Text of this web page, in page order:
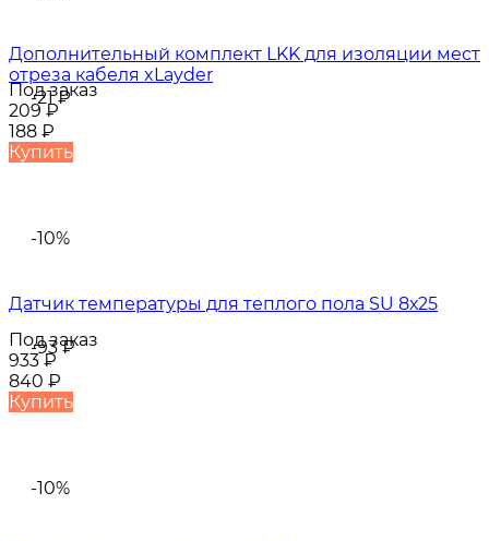
-21₽
Дополнительный комплект LKK для изоляции мест
отреза кабеля xLayder
Под заказ
209₽
188 ₽
Купить
-10%
-93₽
Датчик температуры для теплого пола SU 8х25
Под заказ
933₽
840 ₽
Купить
-10%